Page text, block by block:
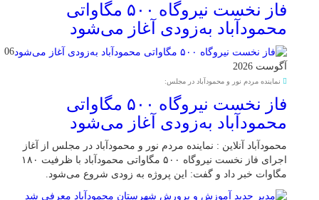
فاز نخست نیروگاه ۵۰۰ مگاواتی
محمودآباد به‌زودی آغاز می‌شود
06
آگوست 2026
نماینده مردم نور و محمودآباد در مجلس:
فاز نخست نیروگاه ۵۰۰ مگاواتی
محمودآباد به‌زودی آغاز می‌شود
محمودآباد آنلاین : نماینده مردم نور و محمودآباد در مجلس از آغاز
اجرای فاز نخست نیروگاه ۵۰۰ مگاواتی محمودآباد با ظرفیت ۱۸۰
مگاوات خبر داد و گفت: این پروژه به زودی شروع می‌شود.